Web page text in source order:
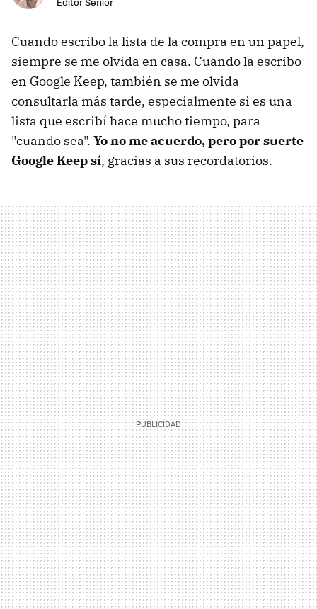
Cuando escribo la lista de la compra en un papel,
siempre se me olvida en casa. Cuando la escribo
en Google Keep, también se me olvida
consultarla más tarde, especialmente si es una
lista que escribí hace mucho tiempo, para
"cuando sea". Yo no me acuerdo, pero por suerte
Google Keep sí, gracias a sus recordatorios.